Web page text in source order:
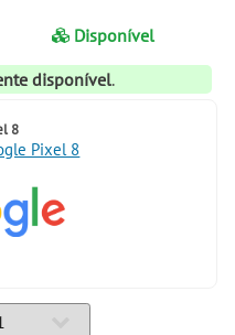
Disponível
disponível.
8
Pixel 8